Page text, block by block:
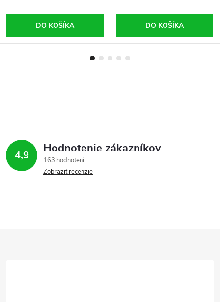
DO KOŠÍKA DO KOŠÍKA
4,9 Hodnotenie zákazníkov
163 hodnotení
Zobraziť recenzie